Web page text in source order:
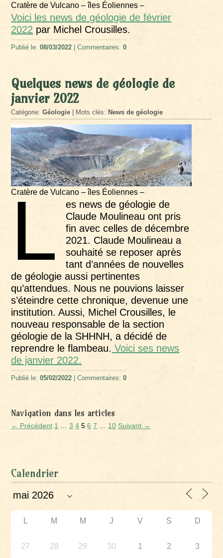
Cratère de Vulcano – îles Éoliennes –
Voici les news de géologie de février
2022 par Michel Crousilles.
Publié le:08/03/2022 | Commentaires:0
Quelques news de géologie de
janvier 2022
Catégorie:Géologie | Mots clés:News de géologie
Cratère de Vulcano – îles Éoliennes –
L
es news de géologie de
Claude Moulineau ont pris
fin avec celles de décembre
2021. Claude Moulineau a
souhaité se reposer après
tant d’années de nouvelles
de géologie aussi pertinentes
qu’attendues. Nous ne pouvions laisser
s’éteindre cette chronique, devenue une
institution. Aussi, Michel Crousilles, le
nouveau responsable de la section
géologie de la SHHNH, a décidé de
reprendre le flambeau. Voici ses news
de janvier 2022.
Publié le:05/02/2022 | Commentaires:0
Navigation dans les articles
← Précédent 1 3 4 5 6 7 10 Suivant →
Calendrier
L M M J V S D
27 28 29 30 1 2 3